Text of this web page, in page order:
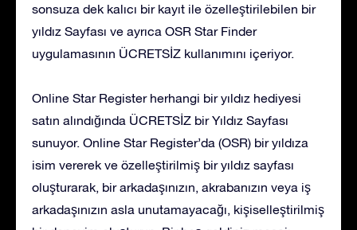
sonsuza dek kalıcı bir kayıt ile özelleştirilebilen bir
yıldız Sayfası ve ayrıca OSR Star Finder
uygulamasının ÜCRETSİZ kullanımını içeriyor.
Online Star Register herhangi bir yıldız hediyesi
satın alındığında ÜCRETSİZ bir Yıldız Sayfası
sunuyor. Online Star Register’da (OSR) bir yıldıza
isim vererek ve özelleştirilmiş bir yıldız sayfası
oluşturarak, bir arkadaşınızın, akrabanızın veya iş
arkadaşınızın asla unutamayacağı, kişiselleştirilmiş